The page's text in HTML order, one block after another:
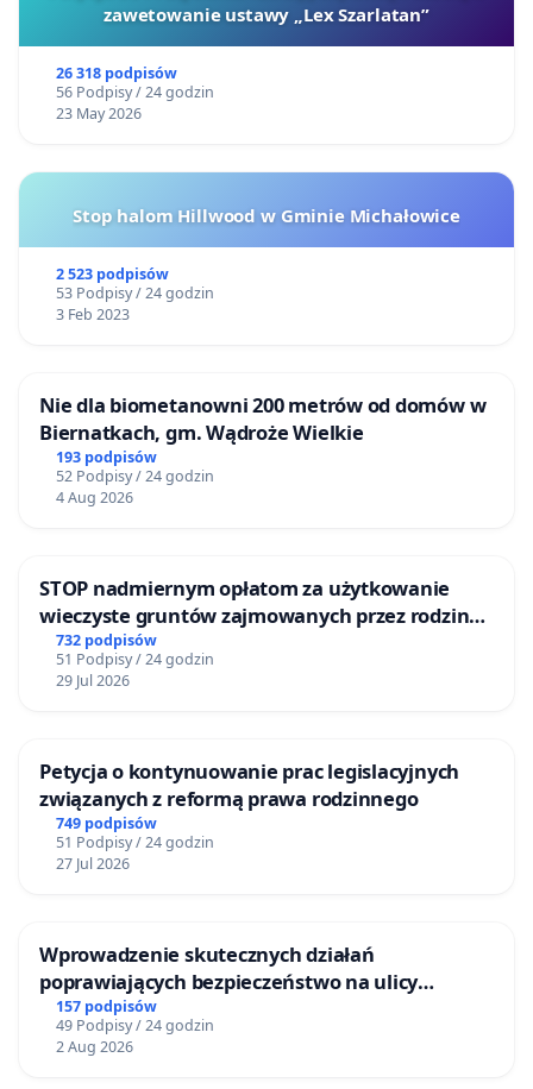
zawetowanie ustawy „Lex Szarlatan”
26 318 podpisów
56 Podpisy / 24 godzin
23 May 2026
Stop halom Hillwood w Gminie Michałowice
2 523 podpisów
53 Podpisy / 24 godzin
3 Feb 2023
Nie dla biometanowni 200 metrów od domów w
Biernatkach, gm. Wądroże Wielkie
193 podpisów
52 Podpisy / 24 godzin
4 Aug 2026
STOP nadmiernym opłatom za użytkowanie
wieczyste gruntów zajmowanych przez rodzinne
ogrody działkowe.
732 podpisów
51 Podpisy / 24 godzin
29 Jul 2026
Petycja o kontynuowanie prac legislacyjnych
związanych z reformą prawa rodzinnego
749 podpisów
51 Podpisy / 24 godzin
27 Jul 2026
Wprowadzenie skutecznych działań
poprawiających bezpieczeństwo na ulicy
Żeromskiego w Otwocku
157 podpisów
49 Podpisy / 24 godzin
2 Aug 2026